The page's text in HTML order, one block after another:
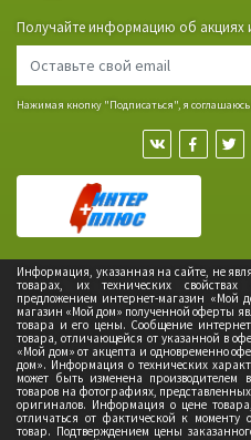
Получайте информацию об акциях
Нажимая кнопку "Подписаться", я
Информация, указанная на сайте, не
товарах, их технических
предложением интернет-магазин «Мой
магазин «Мой дом» полученной оферты
товара и его цены. Сообщение
товара, отличающейся от указанной в
«Мой дом» от акцепта и одновременно
дом». Информация о технических
может быть изменена производителем
товаров на фотографиях,
оригиналов. Информация о цене
отличаться от фактической к моменту
товар. Подтверждением цены